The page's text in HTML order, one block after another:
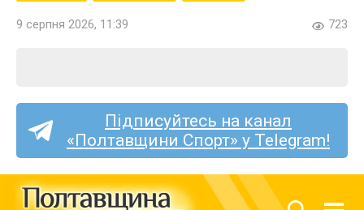
9 серпня 2026, 11:39 723
Підписуйтесь на канал
«Полтавщини Спорт» у Telegram!